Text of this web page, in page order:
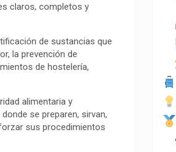
claros, completos y
de sustancias que
la prevención de
de hostelería,
alimentaria y
se preparen, sirvan,
sus procedimientos